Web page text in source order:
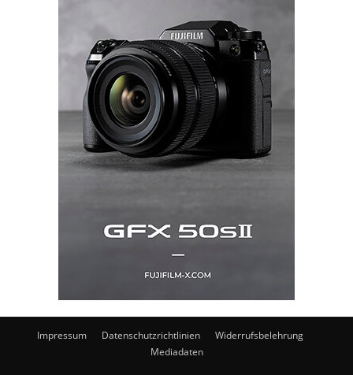
Impressum Datenschutzrichtlinien
Widerrufsbelehrung
Mediadaten